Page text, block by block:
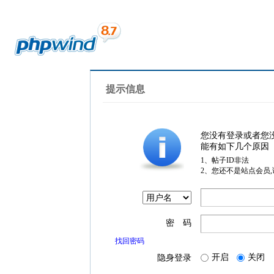
提示信息
您没有登录或者您
能有如下几个原因
1、帖子ID非法
2、您还不是站点会员
密 码
找回密码
隐身登录 开启 关闭